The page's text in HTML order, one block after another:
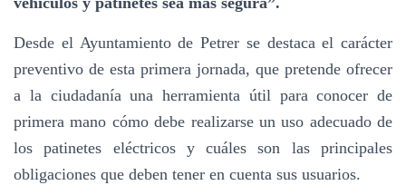
Desde el Ayuntamiento de Petrer se destaca el carácter
preventivo de esta primera jornada, que pretende ofrecer
a la ciudadanía una herramienta útil para conocer de
primera mano cómo debe realizarse un uso adecuado de
los patinetes eléctricos y cuáles son las principales
obligaciones que deben tener en cuenta sus usuarios.